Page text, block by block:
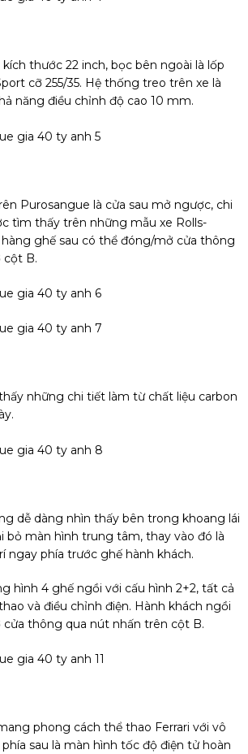
thước 22 inch, bọc bên ngoài là lốp
cỡ 255/35. Hệ thống treo trên xe là
năng điều chỉnh độ cao 10 mm.
Purosangue là cửa sau mở ngược, chi
tìm thấy trên những mẫu xe Rolls-
ghế sau có thể đóng/mở cửa thông
cột B.
những chi tiết làm từ chất liệu carbon
dễ dàng nhìn thấy bên trong khoang lái
bỏ màn hình trung tâm, thay vào đó là
ngay phía trước ghế hành khách.
hình 4 ghế ngồi với cấu hình 2+2, tất cả
và điều chỉnh điện. Hành khách ngồi
cửa thông qua nút nhấn trên cột B.
phong cách thể thao Ferrari với vô
sau là màn hình tốc độ điện tử hoàn